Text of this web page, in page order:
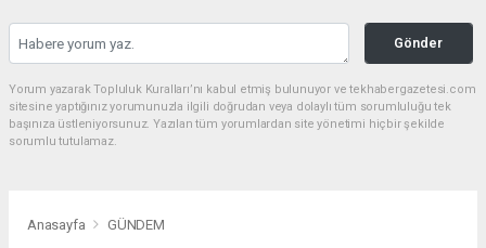
Gönder
Yorum yazarak Topluluk Kuralları’nı kabul etmiş bulunuyor ve tekhabergazetesi.com
sitesine yaptığınız yorumunuzla ilgili doğrudan veya dolaylı tüm sorumluluğu tek
başınıza üstleniyorsunuz. Yazılan tüm yorumlardan site yönetimi hiçbir şekilde
sorumlu tutulamaz.
Anasayfa GÜNDEM